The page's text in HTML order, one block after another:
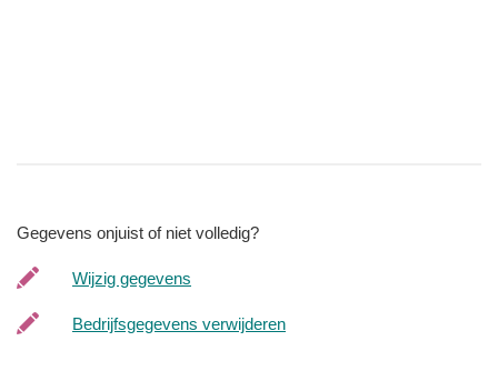
Gegevens onjuist of niet volledig?
Wijzig gegevens
Bedrijfsgegevens verwijderen